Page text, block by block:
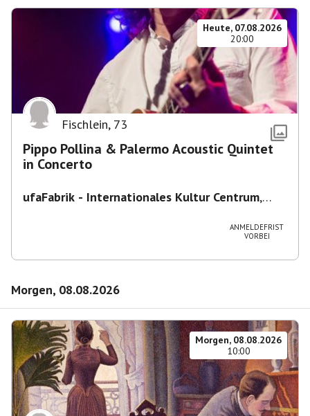
Heute, 07.08.2026
20:00
Fischlein, 73
Pippo Pollina & Palermo Acoustic Quintet
in Concerto
ufaFabrik - Internationales Kultur Centrum,
ANMELDEFRIST
VORBEI
Morgen, 08.08.2026
Morgen, 08.08.2026
10:00